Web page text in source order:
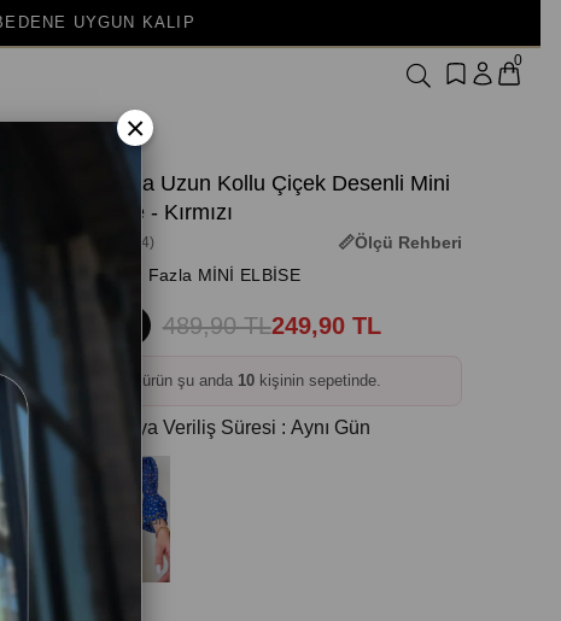
0
V Yaka Uzun Kollu Çiçek Desenli Mini
Elbise - Kırmızı
(3M-1964)
Ölçü Rehberi
+ Daha Fazla MİNİ ELBİSE
489,90 TL249,90 TL
Bu ürün şu anda 10kişinin sepetinde.
Kargoya Veriliş Süresi : Aynı Gün
Tükendi
×